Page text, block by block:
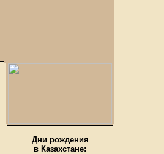
Дни рождения
в Казахстане: